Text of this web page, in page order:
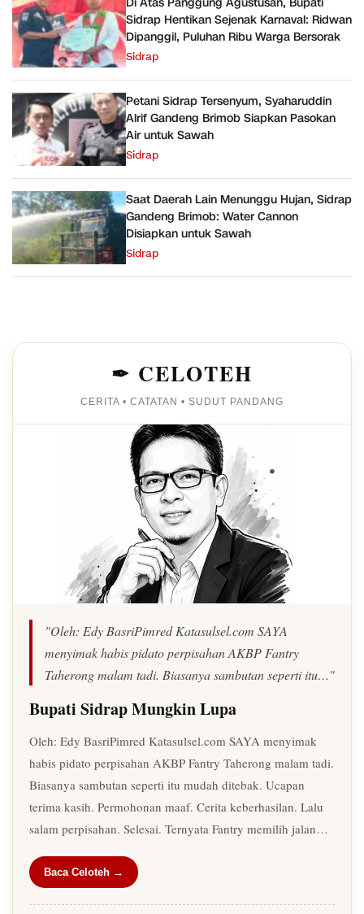
Sidrap Hentikan Sejenak Karnaval: Ridwan
Dipanggil, Puluhan Ribu Warga Bersorak
Sidrap
Petani Sidrap Tersenyum, Syaharuddin
Alrif Gandeng Brimob Siapkan Pasokan
Air untuk Sawah
Sidrap
Saat Daerah Lain Menunggu Hujan, Sidrap
Gandeng Brimob: Water Cannon
Disiapkan untuk Sawah
Sidrap
✒ CELOTEH
CERITA • CATATAN • SUDUT PANDANG
"Oleh: Edy BasriPimred Katasulsel.com SAYA
menyimak habis pidato perpisahan AKBP Fantry
Taherong malam tadi. Biasanya sambutan seperti itu…"
Bupati Sidrap Mungkin Lupa
Oleh: Edy BasriPimred Katasulsel.com SAYA menyimak
habis pidato perpisahan AKBP Fantry Taherong malam tadi.
Biasanya sambutan seperti itu mudah ditebak. Ucapan
terima kasih. Permohonan maaf. Cerita keberhasilan. Lalu
salam perpisahan. Selesai. Ternyata Fantry memilih jalan…
Baca Celoteh →